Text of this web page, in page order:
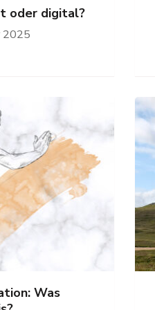
oder digital?
2025
Was